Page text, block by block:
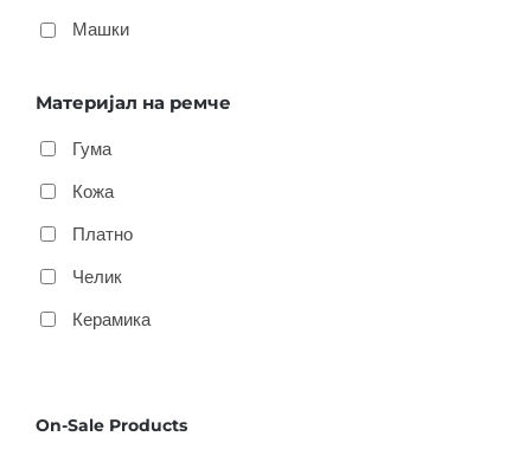
Машки
Материјал на ремче
Гума
Кожа
Платно
Челик
Керамика
On-Sale Products